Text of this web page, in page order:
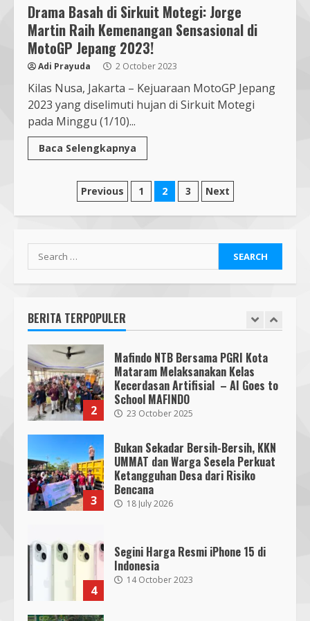
Drama Basah di Sirkuit Motegi: Jorge
Martin Raih Kemenangan Sensasional di
MotoGP Jepang 2023!
Adi Prayuda 2 October 2023
Kilas Nusa, Jakarta – Kejuaraan MotoGP Jepang
2023 yang diselimuti hujan di Sirkuit Motegi
pada Minggu (1/10)...
Baca Selengkapnya
Posts
pagination
Previous 1 2 3 Next
Search
for:
BERITA TERPOPULER
6
Sambut PON 2028, Anak Muda NU
NTB Dukung Gubernur Iqbal Pimpin
KONI
7 August 2026
7
Pendaftaran Nomor Seluler
Menggunakan Biometrik, Efektif?
7 July 2026
1
Alam Sayang Ibu Lombok Barat
Melaksanakan Kegiatan
Implementasi AI Ready Asean Bagi
Para Pendidik
19 January 2026
2
Mafindo NTB Bersama PGRI Kota
Mataram Melaksanakan Kelas
Kecerdasan Artifisial – AI Goes to
23 October 2025
3
Bukan Sekadar Bersih-Bersih, KKN
UMMAT dan Warga Sesela Perkuat
Ketangguhan Desa dari Risiko
Bencana
18 July 2026
4
Segini Harga Resmi iPhone 15 di
Indonesia
14 October 2023
5
Lombok Barat Bangun Generasi
Tangguh melalui Edukasi dan
Simulasi Mitigasi Bencana
SMPN 7 Mataram Menerapkan
Project Based Learning pada